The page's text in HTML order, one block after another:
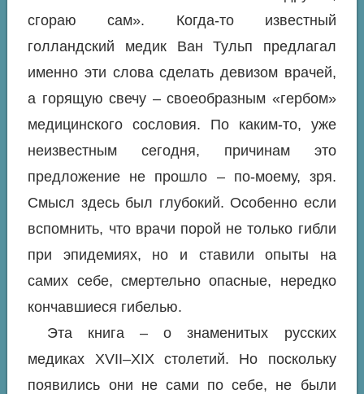
сгораю сам». Когда-то известный
голландский медик Ван Тульп предлагал
именно эти слова сделать девизом врачей,
а горящую свечу – своеобразным «гербом»
медицинского сословия. По каким-то, уже
неизвестным сегодня, причинам это
предложение не прошло – по-моему, зря.
Смысл здесь был глубокий. Особенно если
вспомнить, что врачи порой не только гибли
при эпидемиях, но и ставили опыты на
самих себе, смертельно опасные, нередко
кончавшиеся гибелью.
Эта книга – о знаменитых русских
медиках XVII–XIX столетий. Но поскольку
появились они не сами по себе, не были